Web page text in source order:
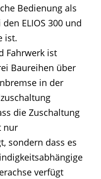
Bedienung als
ELIOS 300 und
ist.
Fahrwerk ist
Baureihen über
in der
die Zuschaltung
nur
sondern dass es
verfügt